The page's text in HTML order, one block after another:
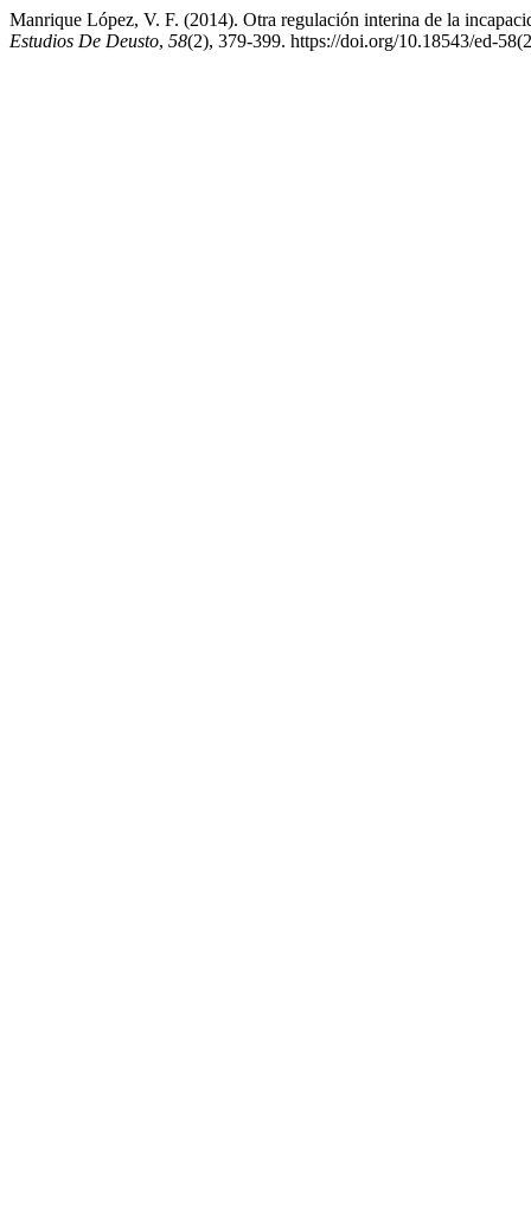
Manrique López, V. F. (2014). Otra regulación interina de la
Estudios De Deusto, 58(2), 379-399. https://doi.org/10.18543/ed-